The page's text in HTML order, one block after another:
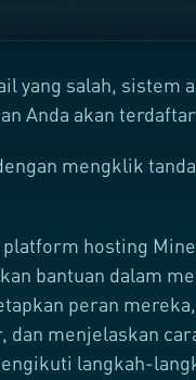
yang salah, sistem
Anda akan
mengklik
hosting
bantuan dalam
peran
dan menjelaskan
langkah-